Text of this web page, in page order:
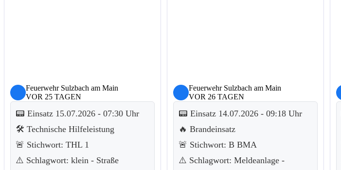
Feuerwehr Sulzbach am Main
VOR 25 TAGEN
📟 Einsatz 15.07.2026 - 07:30 Uhr
🛠️ Technische Hilfeleistung
🚨 Stichwort: THL 1
⚠️ Schlagwort: klein - Straße
Feuerwehr Sulzbach am Main
VOR 26 TAGEN
📟 Einsatz 14.07.2026 - 09:18 Uhr
🔥 Brandeinsatz
🚨 Stichwort: B BMA
⚠️ Schlagwort: Meldeanlage -